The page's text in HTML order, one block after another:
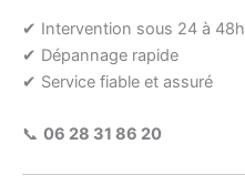
✔ Intervention sous 24 à 48h
✔ Dépannage rapide
✔ Service fiable et assuré
📞 06 28 31 86 20